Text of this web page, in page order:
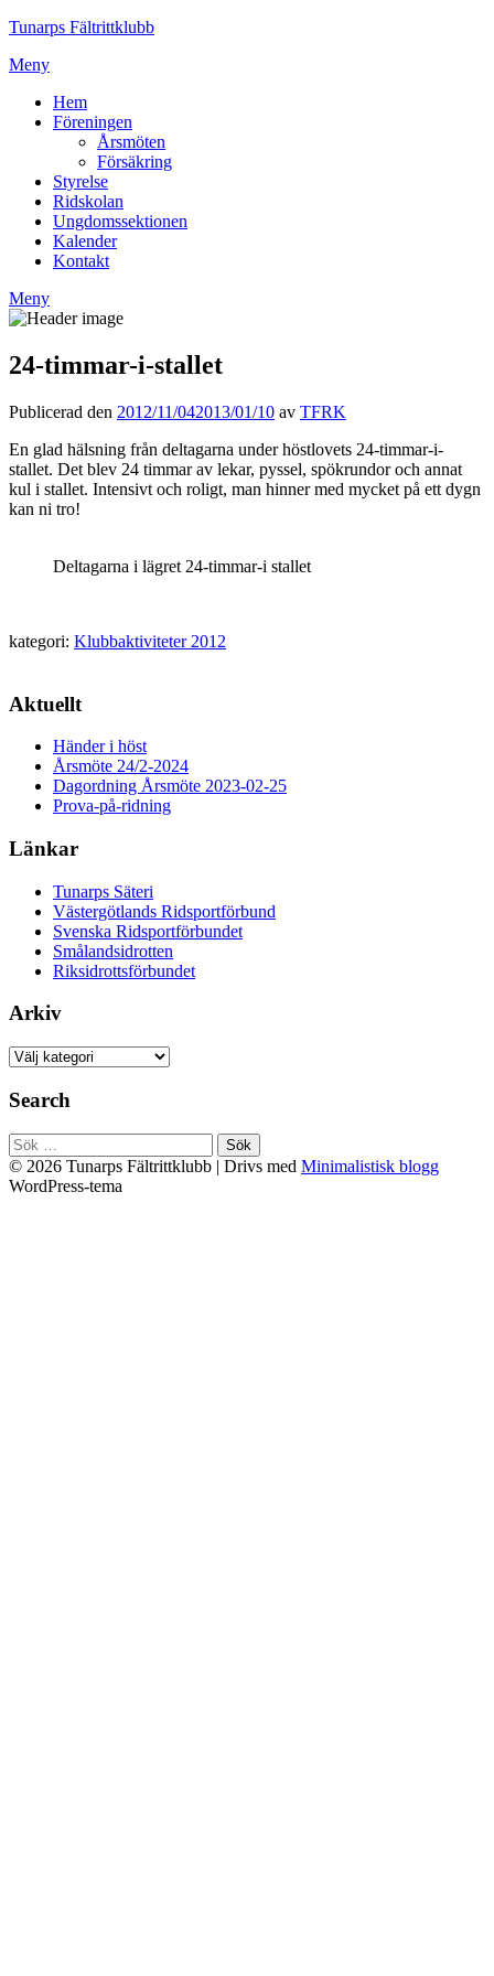
Tunarps Fältrittklubb
Meny
Hem
Föreningen
Årsmöten
Försäkring
Styrelse
Ridskolan
Ungdomssektionen
Kalender
Kontakt
Meny
24-timmar-i-stallet
Publicerad den 2012/11/042013/01/10 av TFRK
En glad hälsning från deltagarna under höstlovets 24-timmar-i-
stallet. Det blev 24 timmar av lekar, pyssel, spökrundor och annat
kul i stallet. Intensivt och roligt, man hinner med mycket på ett dygn
kan ni tro!
Deltagarna i lägret 24-timmar-i stallet
kategori: Klubbaktiviteter 2012
Aktuellt
Händer i höst
Årsmöte 24/2-2024
Dagordning Årsmöte 2023-02-25
Prova-på-ridning
Länkar
Tunarps Säteri
Västergötlands Ridsportförbund
Svenska Ridsportförbundet
Smålandsidrotten
Riksidrottsförbundet
Arkiv
Arkiv
Search
Sök
efter:
© 2026 Tunarps Fältrittklubb | Drivs med Minimalistisk blogg
WordPress-tema